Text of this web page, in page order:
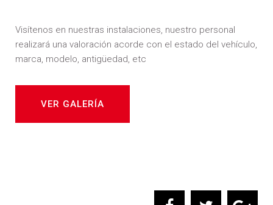
Visítenos en nuestras instalaciones, nuestro personal
realizará una valoración acorde con el estado del vehículo,
marca, modelo, antigüedad, etc
VER GALERÍA